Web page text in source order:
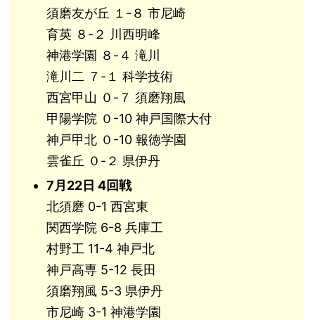
須磨友が丘 １-８ 市尼崎
育英 ８-２ 川西明峰
神港学園 ８-４ 滝川
滝川二 ７-１ 科学技術
西宮甲山 ０-７ 須磨翔風
甲陽学院 ０-10 神戸国際大付
神戸甲北 ０-10 報徳学園
雲雀丘 ０-２ 県伊丹
7月22日 4回戦
北須磨 0-1 西宮東
関西学院 6-8 兵庫工
村野工 11-4 神戸北
神戸高専 5-12 長田
須磨翔風 5-3 県伊丹
市尼崎 3-1 神港学園